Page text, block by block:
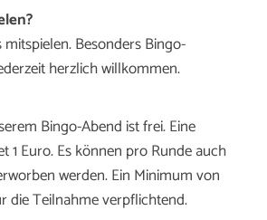
Besonders Bingo-
herzlich willkommen.
Bingo-Abend ist frei. Eine
1 Euro. Es können pro Runde auch
werden. Ein Minimum von
die Teilnahme verpflichtend.